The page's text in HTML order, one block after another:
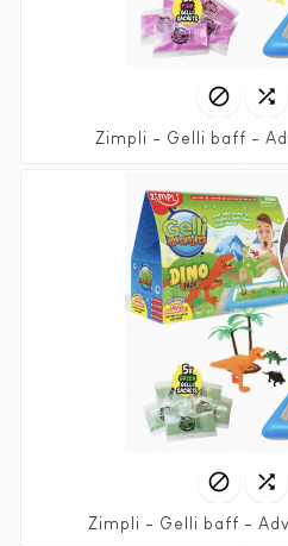
 
Zimpli - Gelli baff -
 
Zimpli - Gelli baff -